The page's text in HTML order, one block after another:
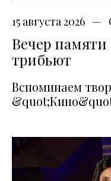
15 августа 2026
Вечер
трибьют
Вспоминаем